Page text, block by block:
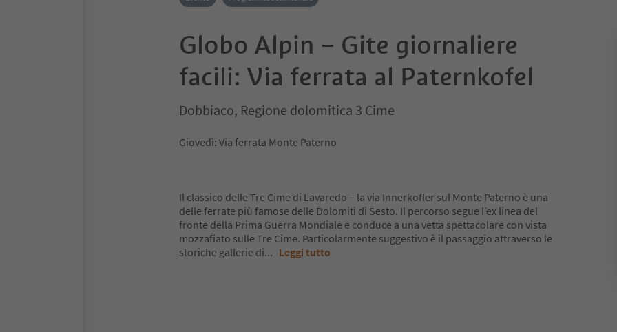
Globo Alpin – Gite giornaliere
facili: Via ferrata al Paternkofel
Dobbiaco, Regione dolomitica 3 Cime
Giovedì: Via ferrata Monte Paterno
Il classico delle Tre Cime di Lavaredo – la via Innerkofler sul Monte Paterno è una
delle ferrate più famose delle Dolomiti di Sesto. Il percorso segue l’ex linea del
fronte della Prima Guerra Mondiale e conduce a una vetta spettacolare con vista
mozzafiato sulle Tre Cime. Particolarmente suggestivo è il passaggio attraverso le
storiche gallerie di... Leggi tutto